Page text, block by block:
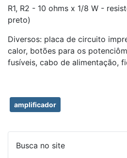
R1, R2 - 10 ohms x 1/8 W -
preto)
Diversos: placa de circuito
calor, botões para os
fusíveis, cabo de alimentação,
amplificador
Busca no site